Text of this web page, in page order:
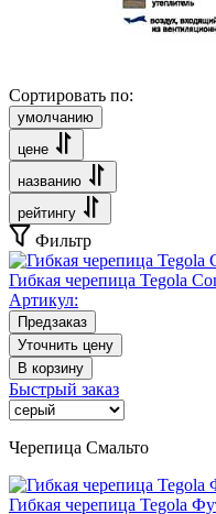
Сортировать по:
умолчанию
цене
названию
рейтингу
Фильтр
Гибкая черепица Tegola
Артикул:
Предзаказ
Уточнить цену
В корзину
Быстрый заказ
Черепица Смальто
Гибкая черепица Tegola